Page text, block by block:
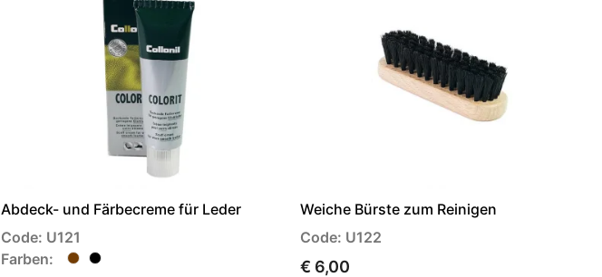
Abdeck- und Färbecreme für Leder
Code: U121
Farben:
Weiche Bürste zum Reinigen
Code: U122
€ 6,00